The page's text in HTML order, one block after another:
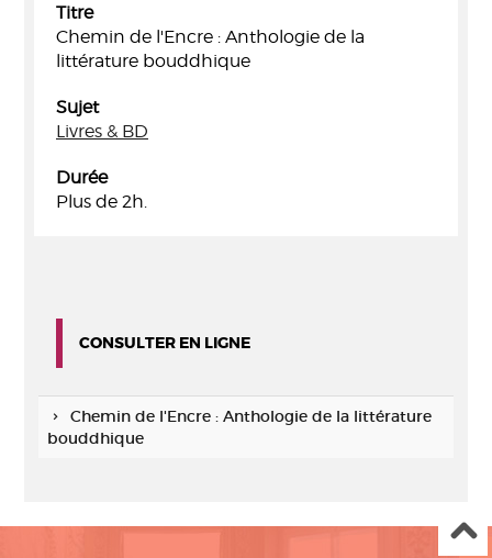
Titre
Chemin de l'Encre : Anthologie de la
littérature bouddhique
Sujet
Livres & BD
Durée
Plus de 2h.
CONSULTER EN LIGNE
Chemin de l'Encre : Anthologie de la littérature
bouddhique